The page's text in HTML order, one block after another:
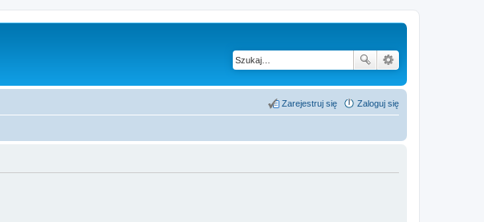
Zaloguj się
Zarejestruj się